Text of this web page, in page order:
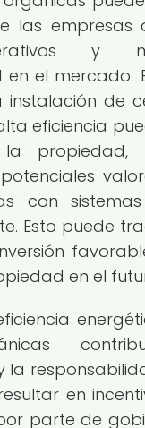
las empresas
y
el mercado.
instalación de
eficiencia
propiedad,
con
Esto puede
en el
la
en
parte de